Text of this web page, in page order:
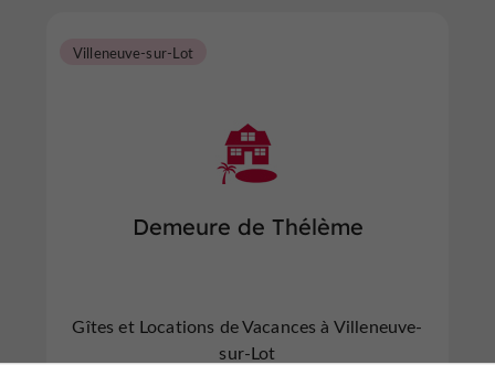
Demeure de Thélème
Villeneuve-sur-Lot
Gîtes et Locations de Vacances à Villeneuve-
sur-Lot